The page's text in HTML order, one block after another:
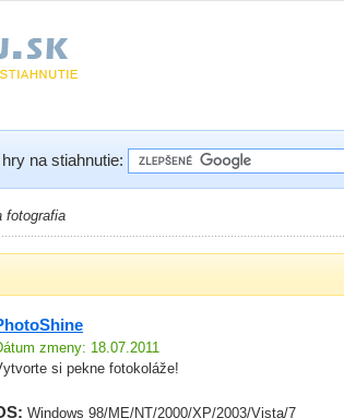
na stiahnutie:
fotografia
zmeny: 18.07.2011
si pekne fotokoláže!
Windows 98/ME/NT/2000/XP/2003/Vista/7